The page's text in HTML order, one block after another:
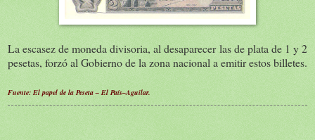
La escasez de moneda divisoria, al desaparecer las de plata de 1 y 2
pesetas, forzó al Gobierno de la zona nacional a emitir estos billetes.
Fuente: El papel de la Peseta – El País–Aguilar.